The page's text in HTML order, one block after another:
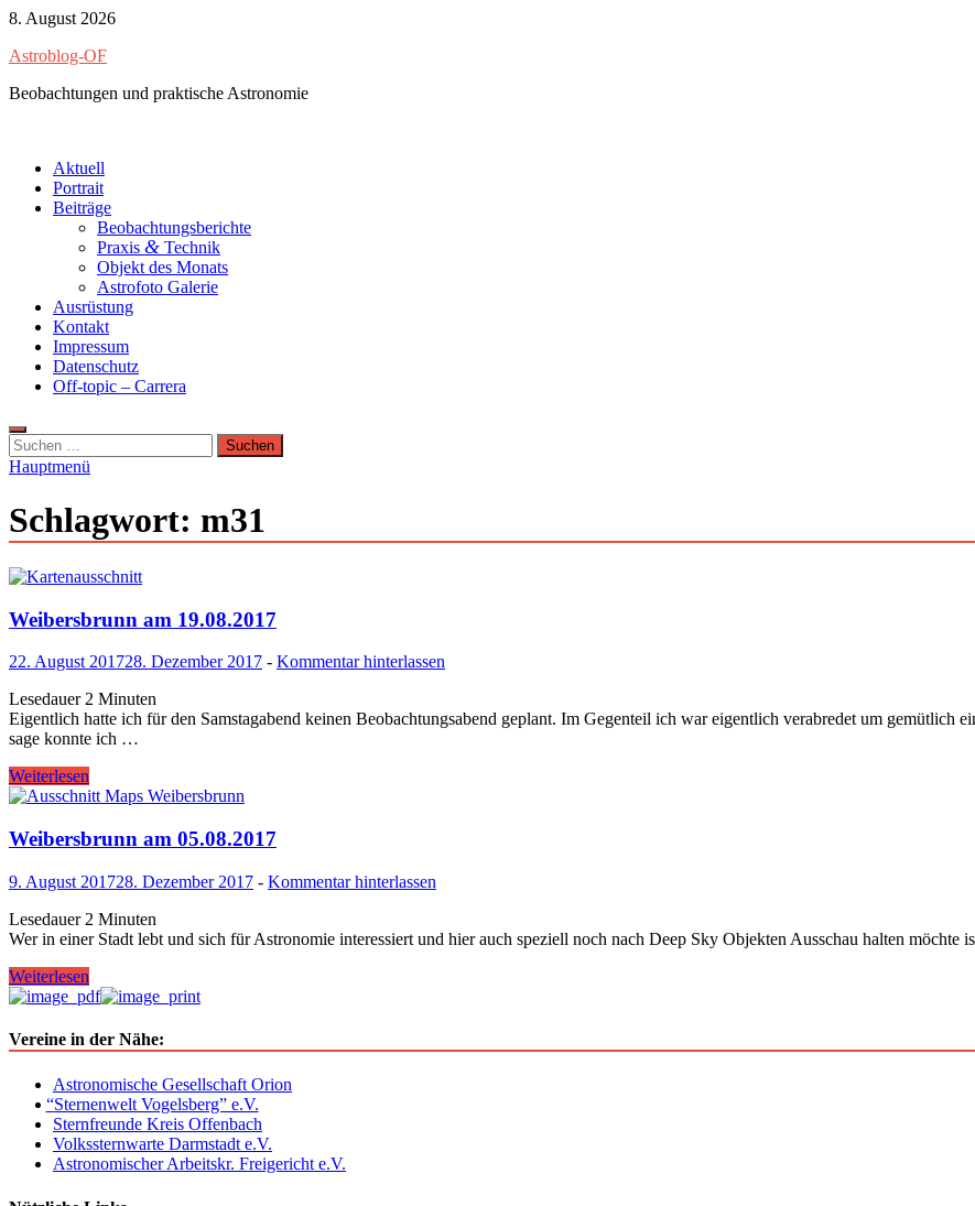
Zum
springen
8. August 2026
Astroblog-OF
Beobachtungen und praktische Astronomie
Aktuell
Portrait
Beiträge
Beobachtungsberichte
Praxis & Technik
Objekt des Monats
Astrofoto Galerie
Ausrüstung
Kontakt
Impressum
Datenschutz
Off-topic – Carrera
Suchen
nach:
Hauptmenü
Schlagwort: m31
Weibersbrunn am 19.08.2017
22. August 201728. Dezember 2017 - Kommentar hinterlassen
Lesedauer 2 Minuten
Eigentlich hat­te ich für den Sam­stagabend keinen Beobach­tungsabend geplant. Im Gegen­teil ich war eigentlich verabre­det um gemütlich
sage kon­nte ich …
Weibersbrunn
am
Weiterlesen
Weibersbrunn am 05.08.2017
9. August 201728. Dezember 2017 - Kommentar hinterlassen
Lesedauer 2 Minuten
Wer in ein­er Stadt lebt und sich für Astronomie inter­essiert und hier auch speziell noch nach Deep Sky Objek­ten Auss­chau hal­ten
Weibersbrunn
am
Weiterlesen
Vereine in der Nähe:
Astronomische Gesellschaft Orion
“Sternenwelt Vogelsberg” e.V.
Sternfreunde Kreis Offenbach
Volkssternwarte Darmstadt e.V.
Astronomischer Arbeitskr. Freigericht e.V.